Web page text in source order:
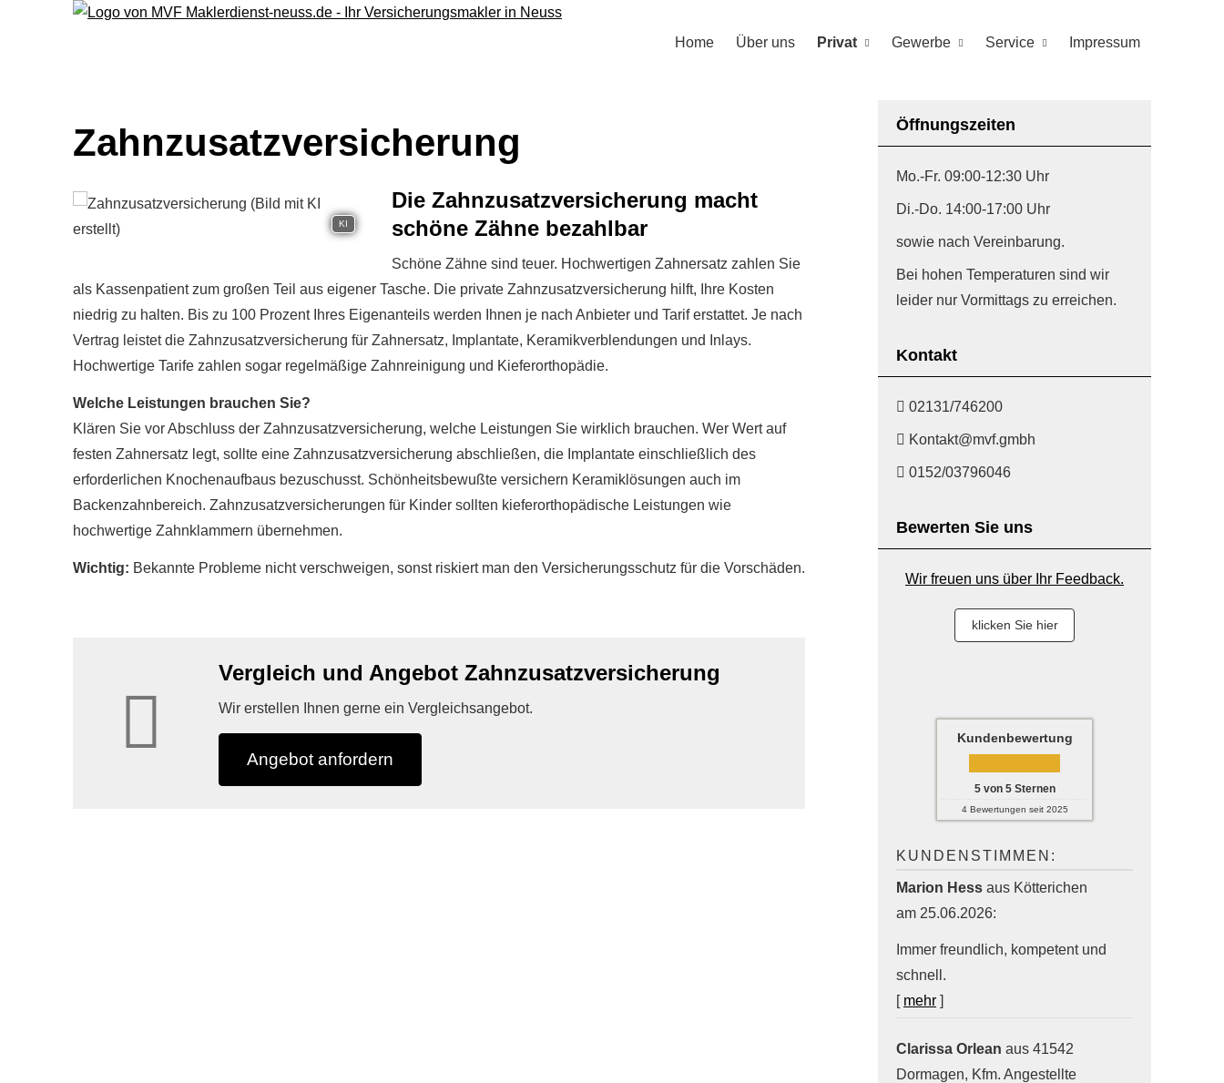
Home Über uns Privat Gewerbe Service Impressum
Öffnungszeiten
Mo.-Fr. 09:00-12:30 Uhr
Di.-Do. 14:00-17:00 Uhr
sowie nach Vereinbarung.
Bei hohen Temperaturen sind wir
leider nur Vormittags zu erreichen.
Kontakt
02131/746200
Kontakt@mvf.gmbh
0152/03796046
Bewerten Sie uns
Wir freuen uns über Ihr Feedback.
klicken Sie hier
Kundenbewertung
5von 5Sternen
4Bewertungen seit 2025
KUNDENSTIMMEN:
Marion Hess aus Kötterichen
am 25.06.2026:
Immer freundlich, kompetent und
schnell.
[ mehr ]
Clarissa Orlean aus 41542
Dormagen, Kfm. Angestellte
Zahn­zu­satz­ver­si­che­rung
KI
Die Zahn­zu­satz­ver­si­che­rung macht
schöne Zähne bezahlbar
Schöne Zähne sind teuer. Hochwertigen Zahnersatz zahlen Sie
als Kassenpatient zum großen Teil aus eigener Tasche. Die private Zahn­zu­satz­ver­si­che­rung hilft, Ihre Kosten
niedrig zu halten. Bis zu 100 Prozent Ihres Eigenanteils werden Ihnen je nach Anbieter und Tarif erstattet. Je nach
Vertrag leistet die Zahn­zu­satz­ver­si­che­rung für Zahnersatz, Implantate, Keramikverblendungen und Inlays.
Hochwertige Tarife zahlen sogar regelmäßige Zahnreinigung und Kieferorthopädie.
Welche Leistungen brauchen Sie?
Klären Sie vor Abschluss der Zahn­zu­satz­ver­si­che­rung, welche Leistungen Sie wirklich brauchen. Wer Wert auf
festen Zahnersatz legt, sollte eine Zahn­zu­satz­ver­si­che­rung abschließen, die Implantate einschließlich des
erforderlichen Knochenaufbaus bezuschusst. Schönheitsbewußte ver­sichern Keramiklösungen auch im
Backenzahnbereich. Zahn­zu­satz­ver­si­che­rungen für Kinder sollten kieferorthopädische Leistungen wie
hochwertige Zahnklammern übernehmen.
Wichtig: Bekannte Probleme nicht verschweigen, sonst riskiert man den Versicherungsschutz für die Vorschäden.
Vergleich und Angebot Zahn­zu­satz­ver­si­che­rung
Wir erstellen Ihnen gerne ein Vergleichsangebot.
An­ge­bot an­for­dern